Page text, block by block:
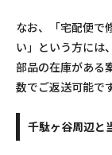
なお、「宅配便で
い」という方には
部品の在庫がある
数でご返送可能です
千駄ヶ谷周辺と